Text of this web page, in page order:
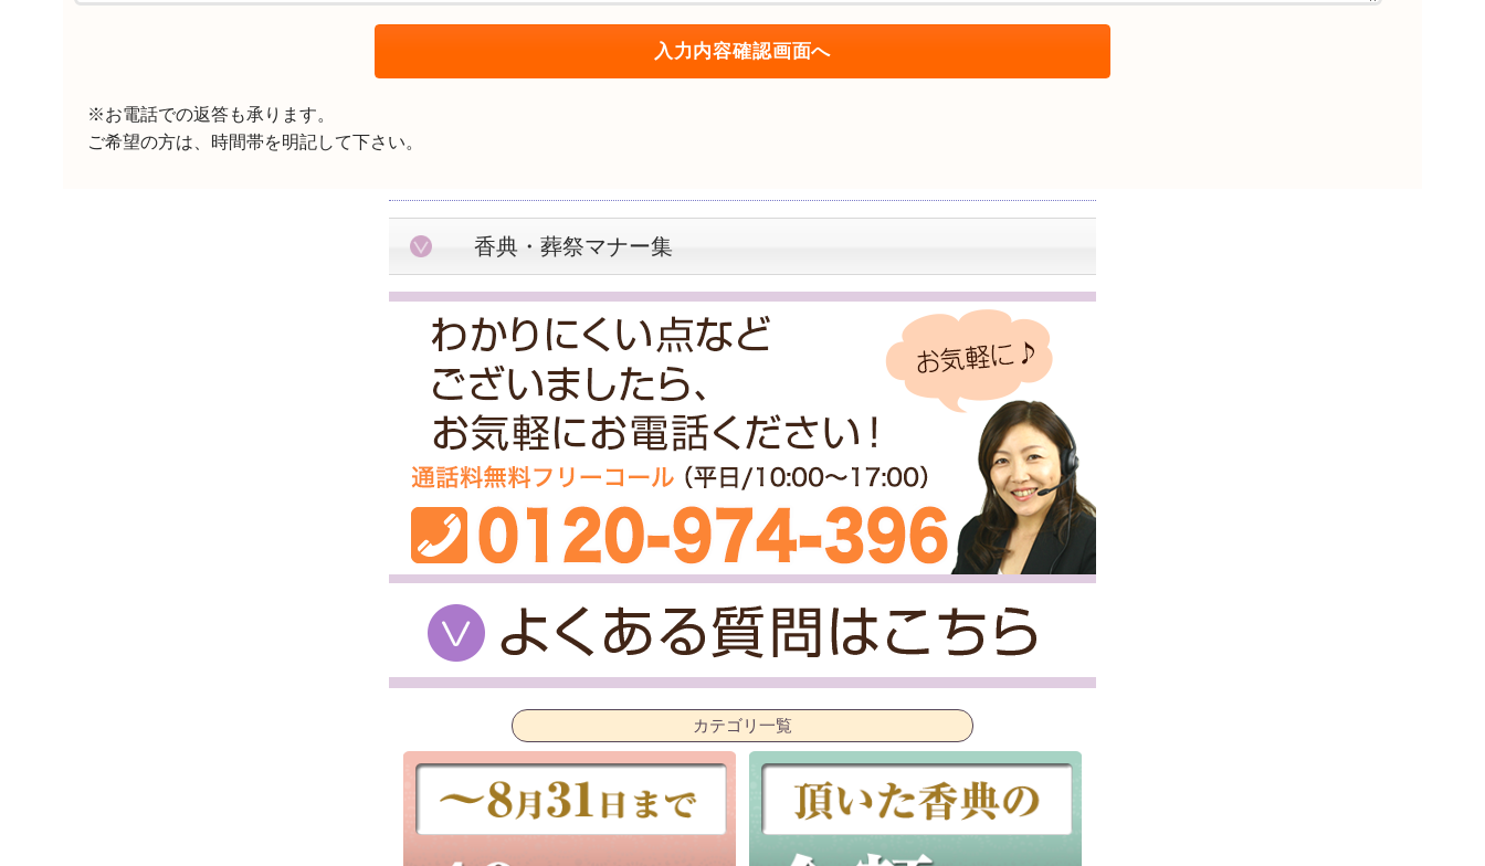
※お電話での返答も承ります。
ご希望の方は、時間帯を明記して下さい。
香典・葬祭マナー集
カテゴリ一覧